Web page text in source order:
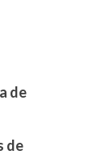
de
de